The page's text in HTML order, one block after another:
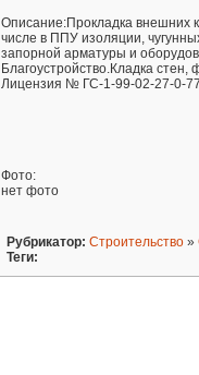
Описание:Прокладка внешних
числе в ППУ изоляции,
запорной арматуры и
Благоустройство.Кладка
Лицензия № ГС-1-99-02-27-0-
Фото:
нет фото
Рубрикатор: Строительство »
Теги: